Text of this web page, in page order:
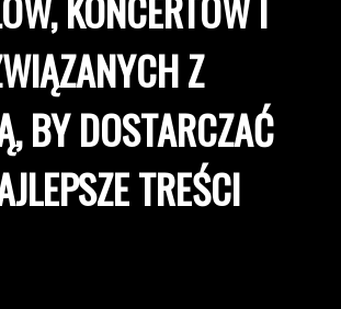
Z
BY DOSTARCZAĆ
TREŚCI